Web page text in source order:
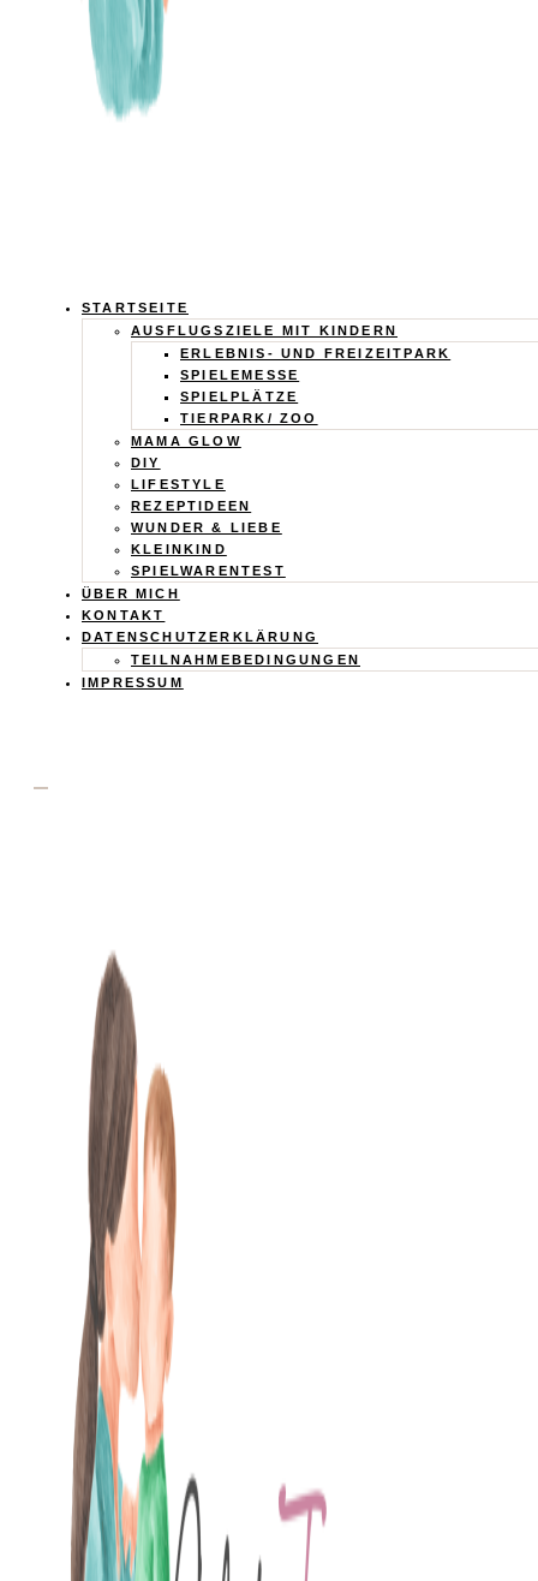
Calistas
Traum
STARTSEITE
AUSFLUGSZIELE MIT KINDERN
ERLEBNIS- UND FREIZEITPARK
SPIELEMESSE
SPIELPLÄTZE
TIERPARK/ ZOO
MAMA GLOW
DIY
LIFESTYLE
REZEPTIDEEN
WUNDER & LIEBE
KLEINKIND
SPIELWARENTEST
ÜBER MICH
KONTAKT
DATENSCHUTZERKLÄRUNG
TEILNAHMEBEDINGUNGEN
IMPRESSUM